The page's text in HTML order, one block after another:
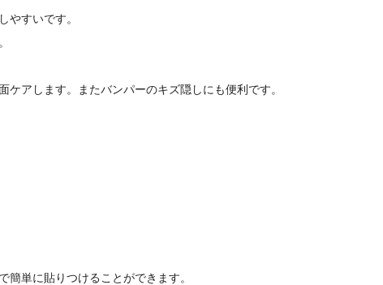
やすいです。
ケアします。 またバンパーのキズ隠しにも便利です。
単に貼りつけることができます。